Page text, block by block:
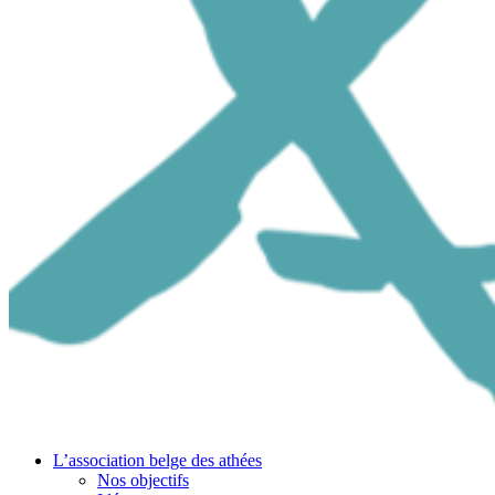
L’association belge des athées
Nos objectifs